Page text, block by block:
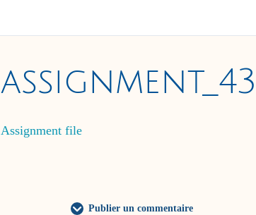
Assignment file
Publier un commentaire